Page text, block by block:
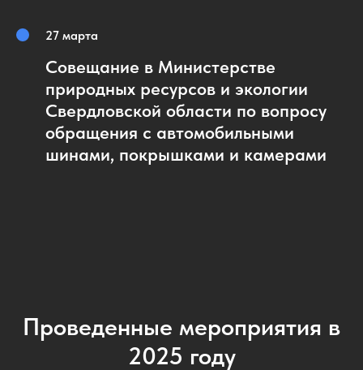
27 марта
Совещание в Министерстве
природных ресурсов и экологии
Свердловской области по вопросу
обращения с автомобильными
шинами, покрышками и камерами
Проведенные мероприятия в
2025 году